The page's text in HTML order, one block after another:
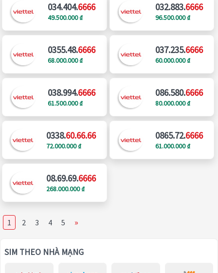
034.404.6666
49.500.000 ₫
032.883.6666
96.500.000 ₫
0355.48.6666
68.000.000 ₫
037.235.6666
60.000.000 ₫
038.994.6666
61.500.000 ₫
086.580.6666
80.000.000 ₫
0338.60.66.66
72.000.000 ₫
0865.72.6666
61.000.000 ₫
08.69.69.6666
268.000.000 ₫
1 2 3 4 5 »
SIM THEO NHÀ MẠNG